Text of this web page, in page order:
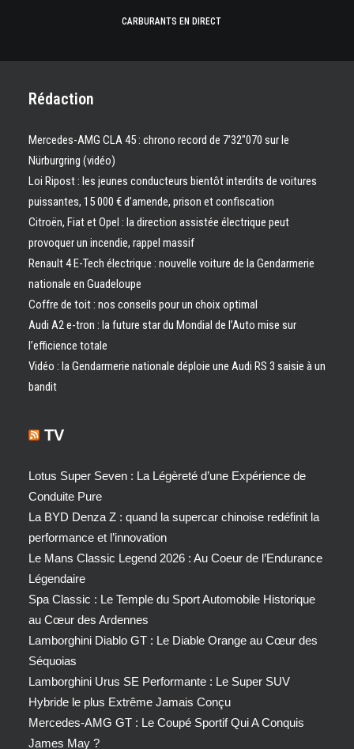
CARBURANTS EN DIRECT
Rédaction
Mercedes-AMG CLA 45 : chrono record de 7’32″070 sur le
Nürburgring (vidéo)
Loi Ripost : les jeunes conducteurs bientôt interdits de voitures
puissantes, 15 000 € d’amende, prison et confiscation
Citroën, Fiat et Opel : la direction assistée électrique peut
provoquer un incendie, rappel massif
Renault 4 E-Tech électrique : nouvelle voiture de la Gendarmerie
nationale en Guadeloupe
Coffre de toit : nos conseils pour un choix optimal
Audi A2 e-tron : la future star du Mondial de l’Auto mise sur
l’efficience totale
Vidéo : la Gendarmerie nationale déploie une Audi RS 3 saisie à un
bandit
TV
Lotus Super Seven : La Légèreté d’une Expérience de
Conduite Pure
La BYD Denza Z : quand la supercar chinoise redéfinit la
performance et l’innovation
Le Mans Classic Legend 2026 : Au Coeur de l’Endurance
Légendaire
Spa Classic : Le Temple du Sport Automobile Historique
au Cœur des Ardennes
Lamborghini Diablo GT : Le Diable Orange au Cœur des
Séquoias
Lamborghini Urus SE Performante : Le Super SUV
Hybride le plus Extrême Jamais Conçu
Mercedes-AMG GT : Le Coupé Sportif Qui A Conquis
James May ?